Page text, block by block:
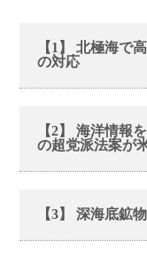
【1】 北極海で
の対応
【2】 海洋情報
の超党派法案が
【3】 深海底鉱